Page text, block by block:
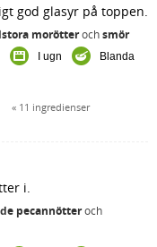
god glasyr på toppen.
morötterochsmör
I ugn
Blanda
11 ingredienser
i.
pecannötteroch